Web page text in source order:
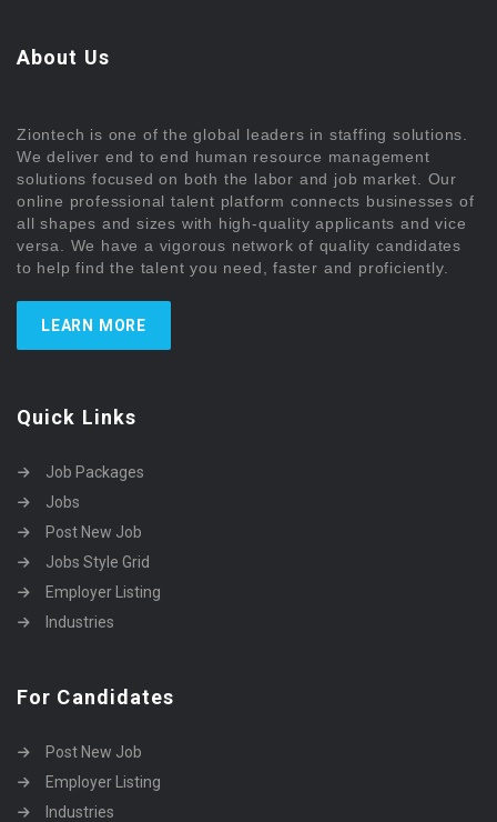
About Us
Ziontech is one of the global leaders in staffing solutions.
We deliver end to end human resource management
solutions focused on both the labor and job market. Our
online professional talent platform connects businesses of
all shapes and sizes with high-quality applicants and vice
versa. We have a vigorous network of quality candidates
to help find the talent you need, faster and proficiently.
LEARN MORE
Quick Links
Job Packages
Jobs
Post New Job
Jobs Style Grid
Employer Listing
Industries
For Candidates
Post New Job
Employer Listing
Industries